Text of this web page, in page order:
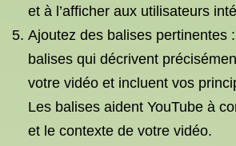
et à l’afficher aux utilisateurs
Ajoutez des balises pertinentes
balises qui décrivent
votre vidéo et incluent vos
Les balises aident YouTube à
et le contexte de votre vidéo.